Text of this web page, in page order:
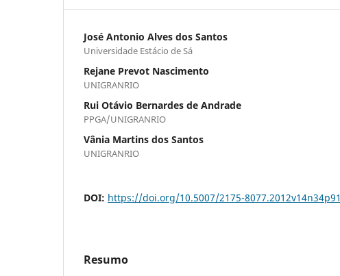
José Antonio Alves dos Santos
Universidade Estácio de Sá
Rejane Prevot Nascimento
UNIGRANRIO
Rui Otávio Bernardes de Andrade
PPGA/UNIGRANRIO
Vânia Martins dos Santos
UNIGRANRIO
DOI: https://doi.org/10.5007/2175-8077.2012v14n34p91
Resumo